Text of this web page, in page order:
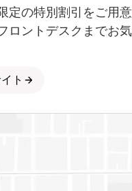
定の特別割引をご用意
ロントデスクまでお
ト